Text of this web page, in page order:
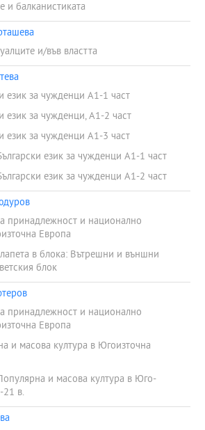
и балканистиката
и/във властта
език за чужденци А1-1 част
език за чужденци, А1-2 част
език за чужденци А1-3 част
език за чужденци А1-1 част
език за чужденци А1-2 част
принадлежност и национално
Европа
в блока: Вътрешни и външни
блок
принадлежност и национално
Европа
и масова култура в Югоизточна
и масова култура в Юго-
21 в.